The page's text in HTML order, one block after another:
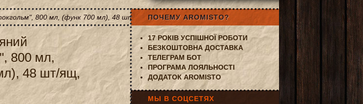
800 мл, (функ 700 мл), 48 шт/ящ, 102-69
800 мл,
48 шт/ящ,
ПОЧЕМУ AROMISTO?
17 РОКІВ УСПІШНОЇ РОБОТИ
БЕЗКОШТОВНА ДОСТАВКА
ТЕЛЕГРАМ БОТ
ПРОГРАМА ЛОЯЛЬНОСТІ
ДОДАТОК AROMISTO
МЫ В СОЦСЕТЯХ